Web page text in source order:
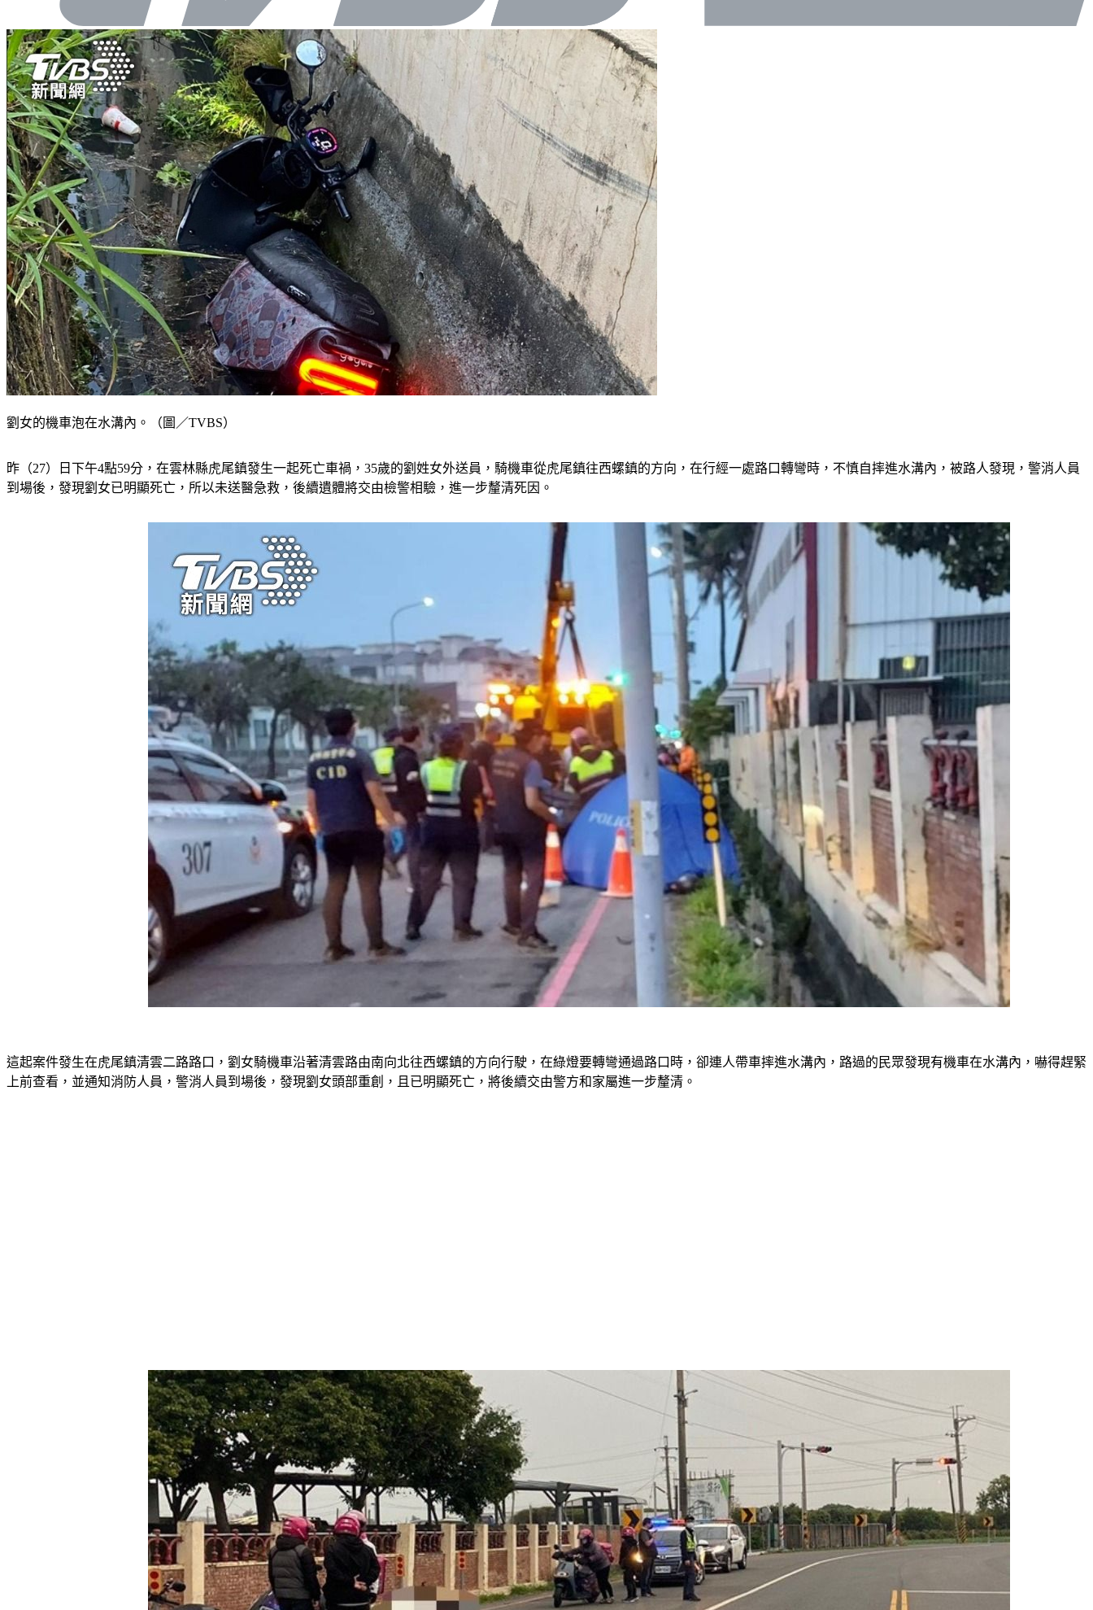
劉女的機車泡在水溝內。（圖／TVBS）
昨（27）日下午4點59分，在雲林縣虎尾鎮發生一起死亡車禍，35歲的劉姓女外送員，騎機車從虎尾鎮往西螺鎮的方向，在行經一處路口轉彎時，不慎自摔進水溝內，被路人發現，警消人員
到場後，發現劉女已明顯死亡，所以未送醫急救，後續遺體將交由檢警相驗，進一步釐清死因。
這起案件發生在虎尾鎮清雲二路路口，劉女騎機車沿著清雲路由南向北往西螺鎮的方向行駛，在綠燈要轉彎通過路口時，卻連人帶車摔進水溝內，路過的民眾發現有機車在水溝內，嚇得趕緊
上前查看，並通知消防人員，警消人員到場後，發現劉女頭部重創，且已明顯死亡，將後續交由警方和家屬進一步釐清。